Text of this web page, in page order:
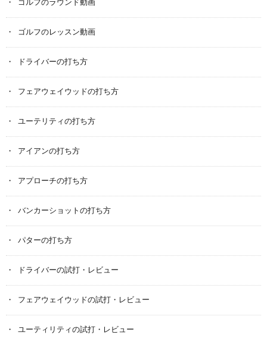
ゴルフのラウンド動画
ゴルフのレッスン動画
ドライバーの打ち方
フェアウェイウッドの打ち方
ユーテリティの打ち方
アイアンの打ち方
アプローチの打ち方
バンカーショットの打ち方
パターの打ち方
ドライバーの試打・レビュー
フェアウェイウッドの試打・レビュー
ユーティリティの試打・レビュー